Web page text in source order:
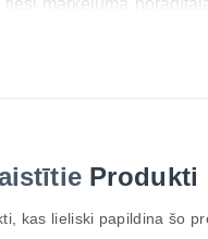
marķējumā
kopšanai,
Produkti
kas lieliski papildina šo